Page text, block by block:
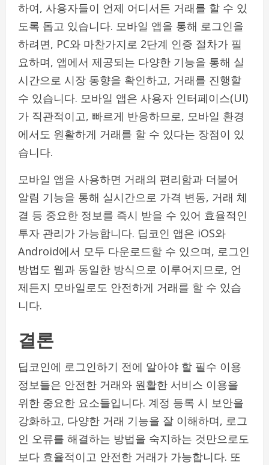
하여, 사용자들이 언제 어디서든 거래를 할 수 있
도록 돕고 있습니다. 모바일 앱을 통해 로그인을
하려면, PC와 마찬가지로 2단계 인증 절차가 필
요하며, 앱에서 제공되는 다양한 기능을 통해 실
시간으로 시장 동향을 확인하고, 거래를 진행할
수 있습니다. 모바일 앱은 사용자 인터페이스(UI)
가 직관적이고, 빠르게 반응하므로, 모바일 환경
에서도 원활하게 거래를 할 수 있다는 장점이 있
습니다.
모바일 앱을 사용하면 거래의 편리함과 더불어
알림 기능을 통해 실시간으로 가격 변동, 거래 체
결 등 중요한 정보를 즉시 받을 수 있어 효율적인
투자 관리가 가능합니다. 딥코인 앱은 iOS와
Android에서 모두 다운로드할 수 있으며, 로그인
방법도 웹과 동일한 방식으로 이루어지므로, 언
제든지 모바일로도 안전하게 거래를 할 수 있습
니다.
결론
딥코인에 로그인하기 전에 알아야 할 필수 이용
정보들은 안전한 거래와 원활한 서비스 이용을
위한 중요한 요소들입니다. 계정 등록 시 보안을
강화하고, 다양한 거래 기능을 잘 이해하며, 로그
인 오류를 해결하는 방법을 숙지하는 것만으로도
보다 효율적이고 안전한 거래가 가능합니다. 또